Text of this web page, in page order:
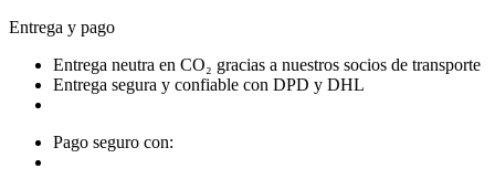
Entrega y pago
Entrega neutra en CO₂ gracias a nuestros socios de transporte
Entrega segura y confiable con DPD y DHL
Pago seguro con: